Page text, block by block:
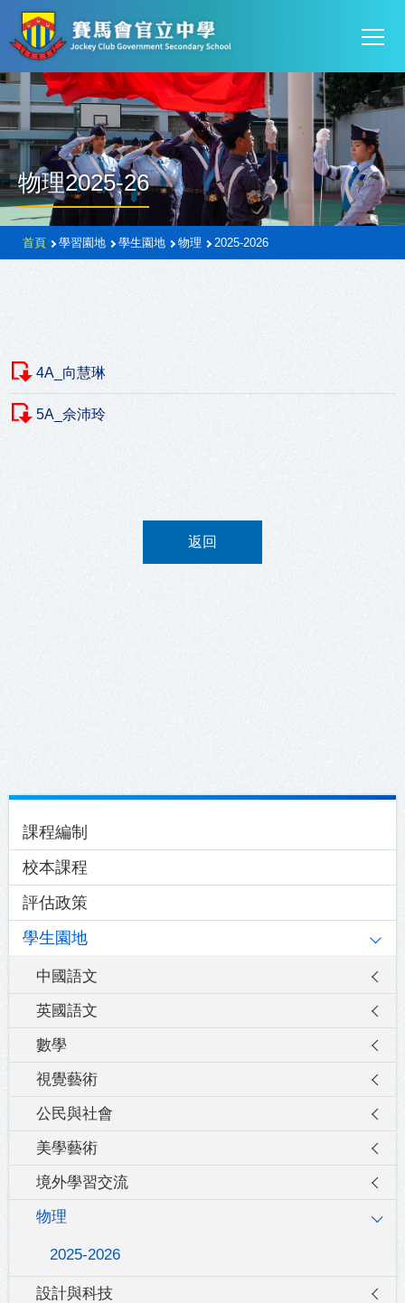
移至主內容
物理2025-26
導
首頁 學習園地 學生園地 物理 2025-2026
4A_向慧琳
5A_佘沛玲
返回
navigation
課程編制
校本課程
評估政策
學生園地
中國語文
英國語文
數學
視覺藝術
公民與社會
美學藝術
境外學習交流
物理
2025-2026
設計與科技